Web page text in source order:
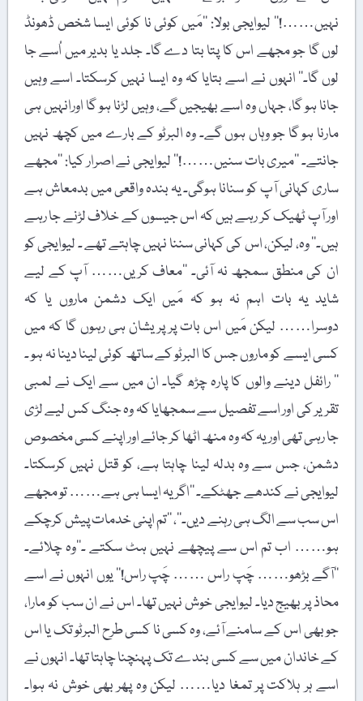
نہیں……!‘‘ لیوایجی بولا: ’’مَیں کوئی نا کوئی ایسا شخص ڈھونڈ
لوں گا جو مجھے اس کا پتا بتا دے گا۔ جلد یا بدیر میں اُسے جا
لوں گا۔‘‘ انہوں نے اسے بتایا کہ وہ ایسا نہیں کرسکتا۔ اسے وہیں
جانا ہو گا، جہاں وہ اسے بھیجیں گے، وہیں لڑنا ہو گا اورانہیں ہی
مارنا ہو گا جو وہاں ہوں گے۔ وہ البرٹو کے بارے میں کچھ نہیں
جانتے۔ ’’میری بات سنیں……!‘‘ لیوایجی نے اصرار کیا: ’’مجھے
ساری کہانی آپ کو سنانا ہوگی۔ یہ بندہ واقعی میں بدمعاش ہے
اور آپ ٹھیک کر رہے ہیں کہ اس جیسوں کے خلاف لڑنے جا رہے
ہیں۔‘‘ وہ، لیکن، اس کی کہانی سننا نہیں چاہتے تھے ۔ لیوایجی کو
ان کی منطق سمجھ نہ آئی۔ ’’معاف کریں…… آپ کے لیے
شاید یہ بات اہم نہ ہو کہ مَیں ایک دشمن ماروں یا کہ
دوسرا…… لیکن مَیں اس بات پر پریشان ہی رہوں گا کہ میں
کسی ایسے کو ماروں جس کا البرٹو کے ساتھ کوئی لینا دینا نہ ہو ۔
‘‘ رائفل دینے والوں کا پارہ چڑھ گیا۔ ان میں سے ایک نے لمبی
تقریر کی اور اسے تفصیل سے سمجھایا کہ وہ جنگ کس لیے لڑی
جا رہی تھی اور یہ کہ وہ منھ اٹھا کر جائے اور اپنے کسی مخصوص
دشمن، جس سے وہ بدلہ لینا چاہتا ہے، کو قتل نہیں کرسکتا۔
لیوایجی نے کندھے جھٹکے۔ ’’اگر یہ ایسا ہی ہے…… تو مجھے
اس سب سے الگ ہی رہنے دیں۔‘‘، ’’تم اپنی خدمات پیش کرچکے
ہو…… اب تم اس سے پیچھے نہیں ہٹ سکتے ۔‘‘وہ چلائے۔
’’آگے بڑھو…… چَپ راس …… چَپ راس!‘‘ یوں انہوں نے اسے
محاذ پر بھیج دیا۔ لیوایجی خوش نہیں تھا۔ اس نے ان سب کو مارا،
جو بھی اس کے سامنے آئے، وہ کسی نا کسی طرح البرٹو تک یا اس
کے خاندان میں سے کسی بندے تک پہنچنا چاہتا تھا۔ انہوں نے
اسے ہر ہلاکت پر تمغا دیا…… لیکن وہ پھر بھی خوش نہ ہوا۔